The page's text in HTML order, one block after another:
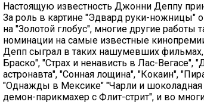
Настоящую известность Джонни Деппу
За роль в картине "Эдвард руки-ножницы"
на "Золотой глобус", многие другие работы
номинации на самые известные
Депп сыграл в таких нашумевших
Браско", "Страх и ненависть в Лас-Вегасе",
астронавта", "Сонная лощина", "Кокаин",
"Однажды в Мексике" "Чарли и шоколадная
демон-парикмахер с Флит-стрит", и во